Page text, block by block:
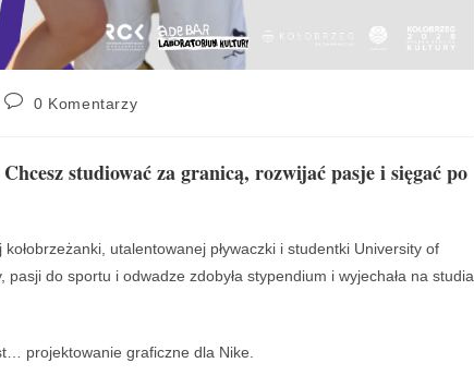
0 Komentarzy
studiować za granicą, rozwijać pasje i sięgać po
kołobrzeżanki, utalentowanej pływaczki i studentki University of
do sportu i odwadze zdobyła stypendium i wyjechała na studia
projektowanie graficzne dla Nike.